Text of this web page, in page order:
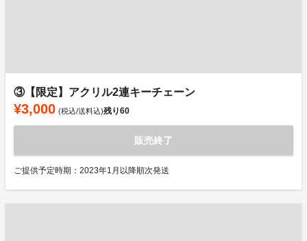
③【限定】アクリル2連キーチェーン
¥3,000 (税込/送料込)残り60
販売終了
ご提供予定時期：2023年1月以降順次発送